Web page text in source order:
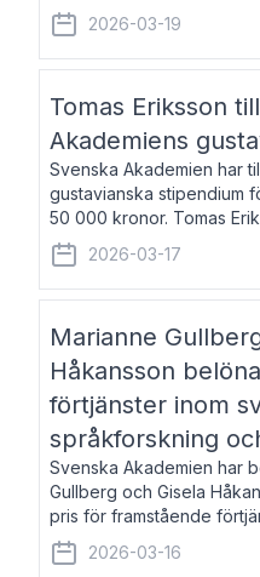
född 1965, är professor i
universitet. Han
2026-03-19
Tomas Eriksson
Akademiens
Svenska Akademien har
gustavianska stipendium
50 000 kronor. Tomas
projektledare inom
utkom i fjol med boken
2026-03-17
Marianne
Håkansson
förtjänster inom
språkforskning
Svenska Akademien har
Gullberg och Gisela
pris för framstående
språkforskning och
och Karin Forsberg för år
2026-03-16